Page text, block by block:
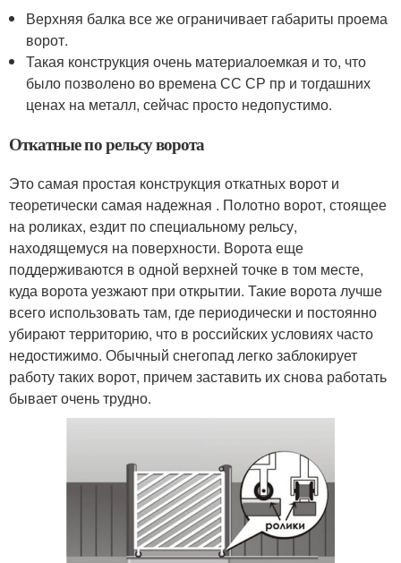
Верхняя балка все же ограничивает габариты проема
ворот.
Такая конструкция очень материалоемкая и то, что
было позволено во времена СС СР пр и тогдашних
ценах на металл, сейчас просто недопустимо.
Откатные по рельсу ворота
Это самая простая конструкция откатных ворот и
теоретически самая надежная . Полотно ворот, стоящее
на роликах, ездит по специальному рельсу,
находящемуся на поверхности. Ворота еще
поддерживаются в одной верхней точке в том месте,
куда ворота уезжают при открытии. Такие ворота лучше
всего использовать там, где периодически и постоянно
убирают территорию, что в российских условиях часто
недостижимо. Обычный снегопад легко заблокирует
работу таких ворот, причем заставить их снова работать
бывает очень трудно.